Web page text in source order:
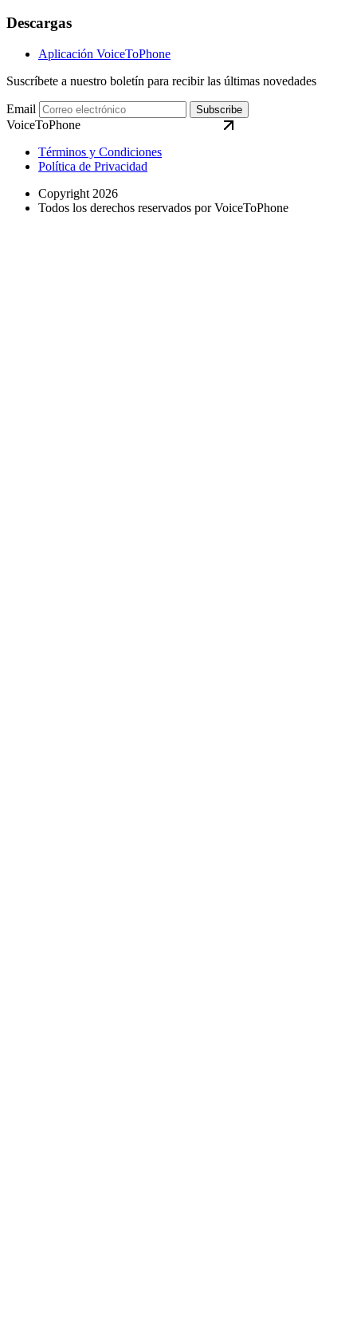
Descargas
Aplicación VoiceToPhone
Suscríbete a nuestro boletín para recibir las últimas novedades
Email Subscribe
VoiceToPhone
Términos y Condiciones
Política de Privacidad
Copyright 2026
Todos los derechos reservados por VoiceToPhone